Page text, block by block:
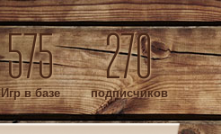
575
Игр в базе 270
подписчиков